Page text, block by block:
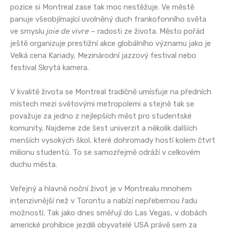
pozice si Montreal zase tak moc nestěžuje. Ve městě
panuje všeobjímající uvolněný duch frankofonního světa
ve smyslu joie de vivre – radosti ze života. Město pořád
ještě organizuje prestižní akce globálního významu jako je
Velká cena Kanady, Mezinárodní jazzový festival nebo
festival Skrytá kamera.
V kvalitě života se Montreal tradičně umísťuje na předních
místech mezi světovými metropolemi a stejně tak se
považuje za jedno z nejlepších měst pro studentské
komunity. Najdeme zde šest univerzit a několik dalších
menších vysokých škol, které dohromady hostí kolem čtvrt
milionu studentů. To se samozřejmě odráží v celkovém
duchu města.
Veřejný a hlavně noční život je v Montrealu mnohem
intenzivnější než v Torontu a nabízí nepřebernou řadu
možností. Tak jako dnes směřují do Las Vegas, v dobách
americké prohibice jezdili obyvatelé USA právě sem za